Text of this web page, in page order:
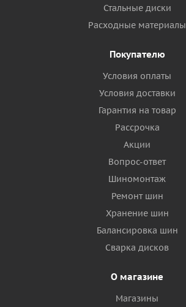
Стальные диски
Расходные материалы
Покупателю
Условия оплаты
Условия доставки
Гарантия на товар
Рассрочка
Акции
Вопрос-ответ
Шиномонтаж
Ремонт шин
Хранение шин
Балансировка шин
Сварка дисков
О магазине
Магазины